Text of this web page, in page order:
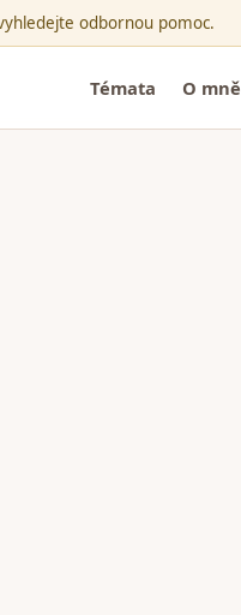
odbornou pomoc.
Témata O mně